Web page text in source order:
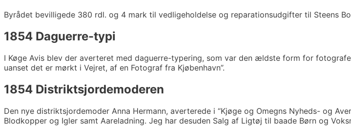
Byrådet bevilligede 380 rdl. og 4 mark til vedligeholdelse og reparationsudgifter til Steens
1854 Daguerre-typi
I Køge Avis blev der averteret med daguerre-typering, som var den ældste form for
uanset det er mørkt i Vejret, af en Fotograf fra Kjøbenhavn”.
1854 Distriktsjordemoderen
Den nye distriktsjordemoder Anna Hermann, averterede i “Kjøge og Omegns Nyheds- og
Blodkopper og Igler samt Aareladning. Jeg har desuden Salg af Ligtøj til baade Børn og